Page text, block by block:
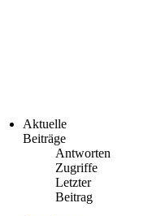
Aktuelle
Beiträge
Antworten
Zugriffe
Letzter
Beitrag